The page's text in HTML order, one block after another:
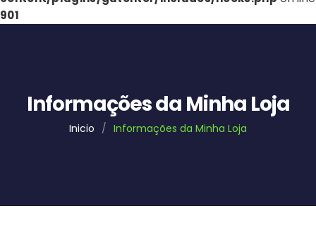
901
Informações da Minha Loja
Inicio / Informações da Minha Loja